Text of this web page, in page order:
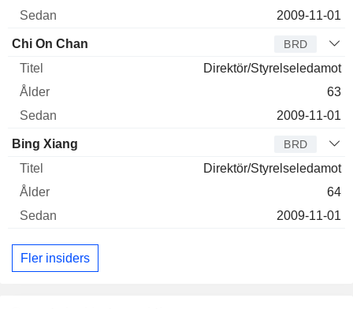
2009-11-01
Chi On Chan BRD
Direktör/Styrelseledamot
63
2009-11-01
Bing Xiang BRD
Direktör/Styrelseledamot
64
2009-11-01
Fler insiders